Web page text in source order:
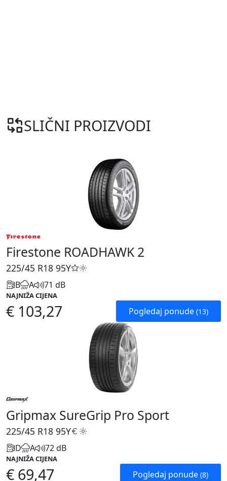
SLIČNI PROIZVODI
Firestone ROADHAWK 2
225/45 R18 95Y
B A 71 dB
NAJNIŽA CIJENA
€ 103,27 Pogledaj ponude (13)
Gripmax SureGrip Pro Sport
225/45 R18 95Y
D A 72 dB
NAJNIŽA CIJENA
€ 69,47 Pogledaj ponude (8)